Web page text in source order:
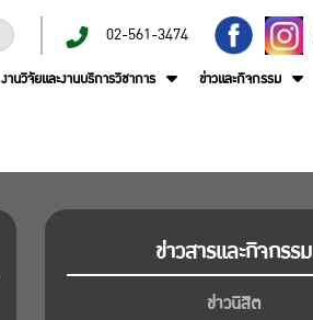
02-561-3474
งานวิจัยและงานบริการวิชาการ ข่าวและกิจกรรม
ข่าวสารและกิจกรรม
ข่าวนิสิต